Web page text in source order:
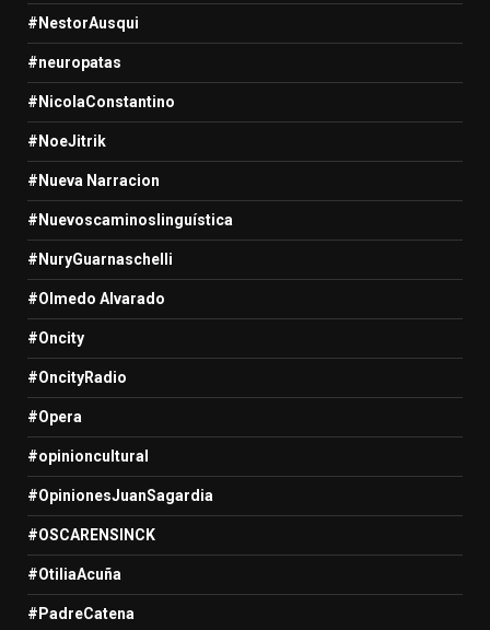
#NestorAusqui
#neuropatas
#NicolaConstantino
#NoeJitrik
#Nueva Narracion
#Nuevoscaminoslinguística
#NuryGuarnaschelli
#Olmedo Alvarado
#Oncity
#OncityRadio
#Opera
#opinioncultural
#OpinionesJuanSagardia
#OSCARENSINCK
#OtiliaAcuña
#PadreCatena